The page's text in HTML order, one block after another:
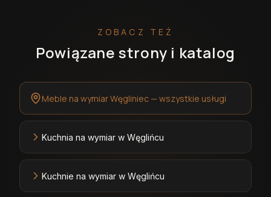
ZOBACZ TEŻ
Powiązane strony i katalog
Meble na wymiar Węgliniec — wszystkie usługi
Kuchnia na wymiar w Węglińcu
Kuchnie na wymiar w Węglińcu